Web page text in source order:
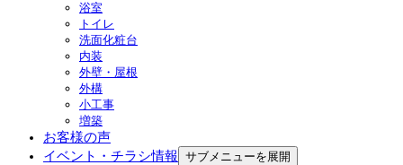
浴室
トイレ
洗面化粧台
内装
外壁・屋根
外構
小工事
増築
お客様の声
イベント・チラシ情報 サブメニューを展開